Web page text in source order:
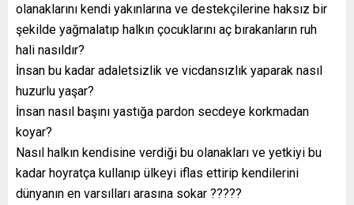
olanaklarını kendi yakınlarına ve destekçilerine haksız bir
şekilde yağmalatıp halkın çocuklarını aç bırakanların ruh
hali nasıldır?
İnsan bu kadar adaletsizlik ve vicdansızlık yaparak nasıl
huzurlu yaşar?
İnsan nasıl başını yastığa pardon secdeye korkmadan
koyar?
Nasıl halkın kendisine verdiği bu olanakları ve yetkiyi bu
kadar hoyratça kullanıp ülkeyi iflas ettirip kendilerini
dünyanın en varsılları arasına sokar ?????